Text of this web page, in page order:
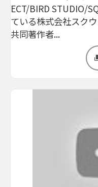
ECT/BIRD STUDIO/
ている株式会社スク
共同著作者...